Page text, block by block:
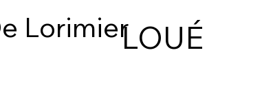
LorimierLOUÉ